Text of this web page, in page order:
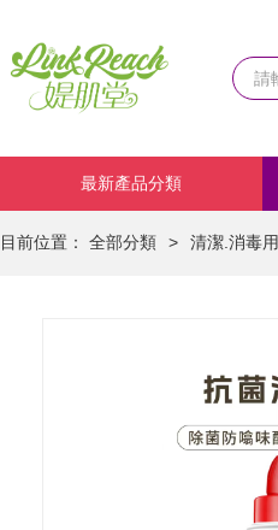
最新產品分類
目前位置： 全部分類 > 清潔.消毒